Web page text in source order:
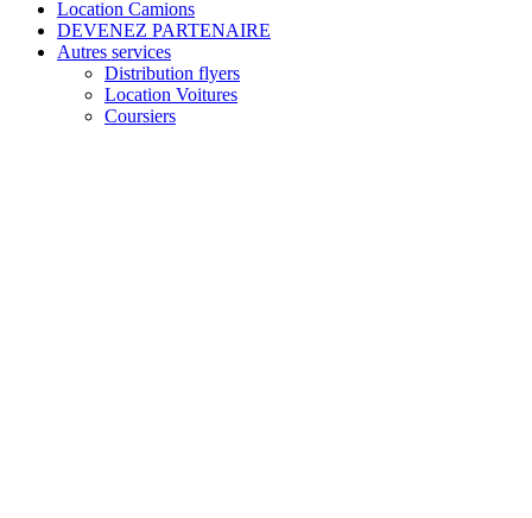
Location Camions
DEVENEZ PARTENAIRE
Autres services
Distribution flyers
Location Voitures
Coursiers